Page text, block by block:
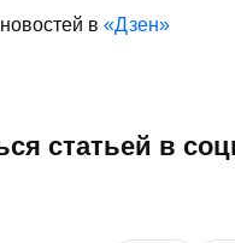
в «Дзен»
статьей в